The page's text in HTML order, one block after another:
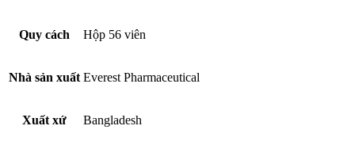
Quy cách Hộp 56 viên
Nhà sản xuất Everest Pharmaceutical
Xuất xứ Bangladesh